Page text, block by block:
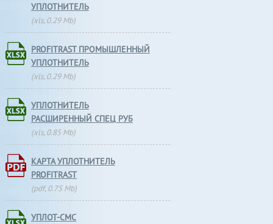
УПЛОТНИТЕЛЬ
(xls, 0.29 Mb)
PROFITRAST ПРОМЫШЛЕННЫЙ
УПЛОТНИТЕЛЬ
(xls, 0.29 Mb)
УПЛОТНИТЕЛЬ
РАСШИРЕННЫЙ СПЕЦ РУБ
(xls, 0.85 Mb)
КАРТА УПЛОТНИТЕЛЬ
PROFITRAST
(pdf, 0.75 Mb)
УПЛОТ-СМС